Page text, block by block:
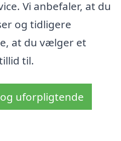
Vi anbefaler, at du
og tidligere
at du vælger et
til.
uforpligtende